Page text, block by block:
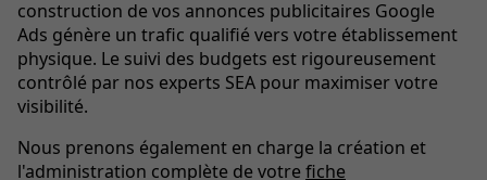
construction de vos annonces publicitaires Google
Ads génère un trafic qualifié vers votre établissement
physique. Le suivi des budgets est rigoureusement
contrôlé par nos experts SEA pour maximiser votre
visibilité.
Nous prenons également en charge la création et
l'administration complète de votre fiche